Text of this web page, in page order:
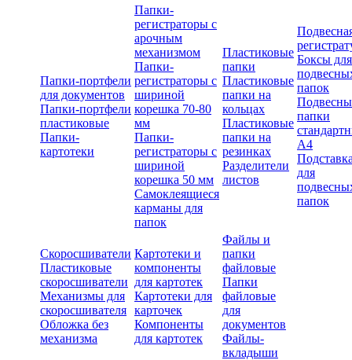
Папки-портфели
для документов
Папки-портфели
пластиковые
Папки-
картотеки
Папки-
регистраторы с
арочным
механизмом
Папки-
регистраторы с
шириной
корешка 70-80
мм
Папки-
регистраторы с
шириной
корешка 50 мм
Самоклеящиеся
карманы для
папок
Пластиковые
папки
Пластиковые
папки на
кольцах
Пластиковые
папки на
резинках
Разделители
листов
Боксы для
папок
папки
А4
для
папок
Скоросшиватели
Пластиковые
скоросшиватели
Механизмы для
скоросшивателя
Обложка без
механизма
Картотеки и
компоненты
для картотек
Картотеки для
карточек
Компоненты
для картотек
Файлы и
папки
файловые
Папки
файловые
для
документов
Файлы-
вкладыши